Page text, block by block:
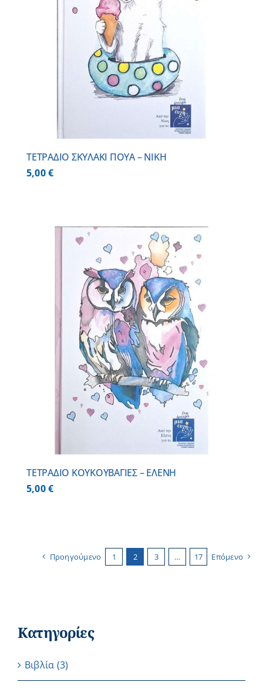
ΤΕΤΡΑΔΙΟ ΣΚΥΛΑΚΙ ΠΟΥΑ – ΝΙΚΗ
5,00€
ΤΕΤΡΑΔΙΟ ΚΟΥΚΟΥΒΑΓΙΕΣ – ΕΛΕΝΗ
5,00€
Προηγούμενο 1 2 3 … 17 Επόμενο
Κατηγορίες
Βιβλία (3)